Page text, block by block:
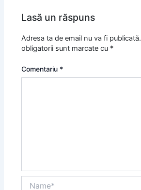
Lasă un răspuns
Adresa ta de email nu va fi publicată.
obligatorii sunt marcate cu *
Comentariu *